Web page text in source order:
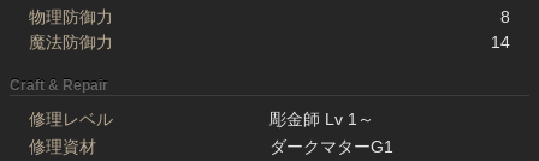
物理防御力
8
魔法防御力
14
Craft & Repair
修理レベル
彫金師 Lv 1～
修理資材
ダークマターG1